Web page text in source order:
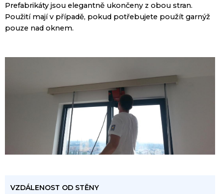
Prefabrikáty jsou elegantně ukončeny z obou stran.
Použití mají v případě, pokud potřebujete použít garnýž
pouze nad oknem.
VZDÁLENOST OD STĚNY